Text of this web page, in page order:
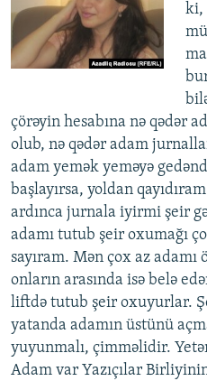
ki,
çörəyin hesabına nə qədər
olub, nə qədər adam
adam yemək yeməyə
başlayırsa, yoldan
ardınca jurnala iyirmi şeir
adamı tutub şeir oxumağı
sayıram. Mən çox az adamı
onların arasında isə belə
liftdə tutub şeir oxuyurlar.
yatanda adamın üstünü
yuyunmalı, çimməlidir.
Adam var Yazıçılar